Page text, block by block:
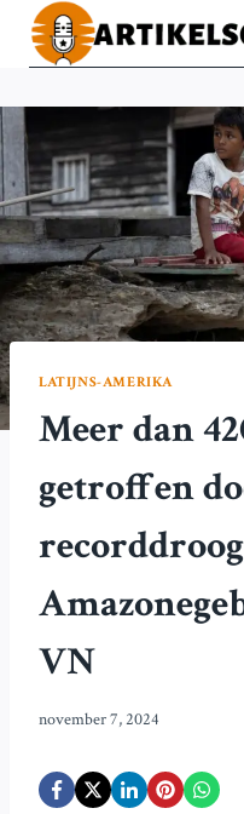
Doorgaan
naar
LATIJNS-AMERIKA
Meer dan
getroffen
VN
november 7, 2024